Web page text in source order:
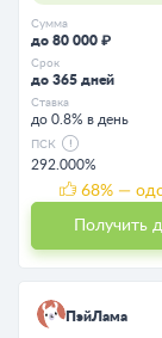
Сумма
до 80 000 ₽
Срок
до 365 дней
Ставка
до 0.8% в день
ПСК
292.000%
68% —
Получить
ПэйЛама